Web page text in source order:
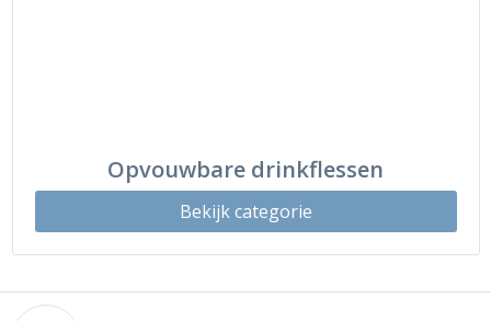
Opvouwbare drinkflessen
Bekijk categorie